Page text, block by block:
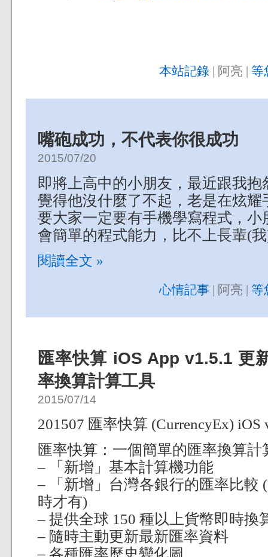
本站記錄 | 阿亮 | 等
嘴砲成功，不代表你很成功
2015/07/20
即將上高中的小朋友，最近跟我
覺得他沒什麼了不起，老是在炫
要大家一定要有手機學寫程式，
會簡單的程式能力，比不上長輩(
閱讀全文 »
心情記事 | 阿亮 | 等
匯率快算 iOS App v1.5.1 更
率換算計算工具
2015/07/14
201507 匯率快算 (CurrencyEx) iOS
匯率快算：一個簡單的匯率換算計
– 「新增」基本計算機功能
– 「新增」台灣各銀行的匯率比較
時才有)
– 提供全球 150 種以上貨幣即時換
– 隨時主動更新最新匯率資料